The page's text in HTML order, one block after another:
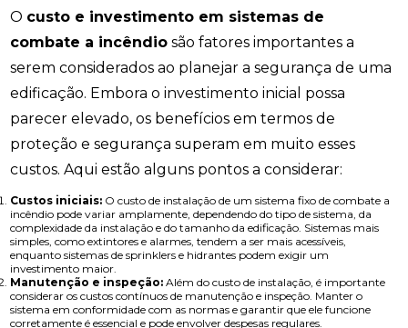
O custo e investimento em sistemas de
combate a incêndio são fatores importantes a
serem considerados ao planejar a segurança de uma
edificação. Embora o investimento inicial possa
parecer elevado, os benefícios em termos de
proteção e segurança superam em muito esses
custos. Aqui estão alguns pontos a considerar:
Custos iniciais: O custo de instalação de um sistema fixo de combate a
incêndio pode variar amplamente, dependendo do tipo de sistema, da
complexidade da instalação e do tamanho da edificação. Sistemas mais
simples, como extintores e alarmes, tendem a ser mais acessíveis,
enquanto sistemas de sprinklers e hidrantes podem exigir um
investimento maior.
Manutenção e inspeção: Além do custo de instalação, é importante
considerar os custos contínuos de manutenção e inspeção. Manter o
sistema em conformidade com as normas e garantir que ele funcione
corretamente é essencial e pode envolver despesas regulares.